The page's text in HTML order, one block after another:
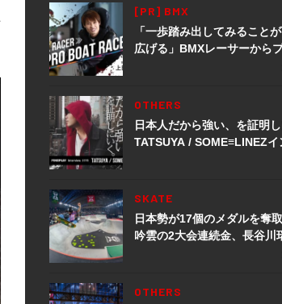
[PR] BMX
「一歩踏み出してみること
広げる」BMXレーサーから
レーサーへ転身。上田龍星
OTHERS
日本人だから強い、を証明し
TATSUYA / SOME≡LINEZイ
SKATE
日本勢が17個のメダルを奪
吟雲の2大会連続金、長谷川
ダル獲得など数々の快挙を
OTHERS